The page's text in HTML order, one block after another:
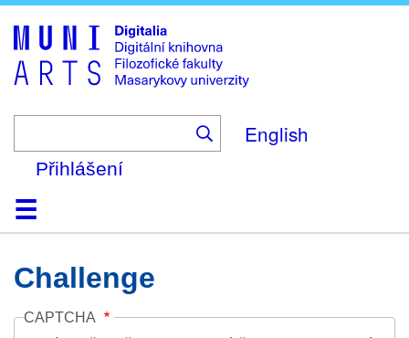
to
main
content
English
Přihlášení
DomůKolekce
Prohlížení
Vyhledávání
O platformě
Nápověda
KontaktDigitalia
Challenge
CAPTCHA